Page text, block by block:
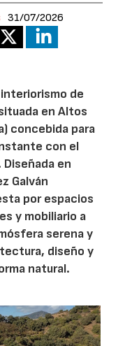
31/07/2026
de
en Altos
concebida para
con el
en
Galván
por espacios
y mobiliario a
serena y
diseño y
natural.